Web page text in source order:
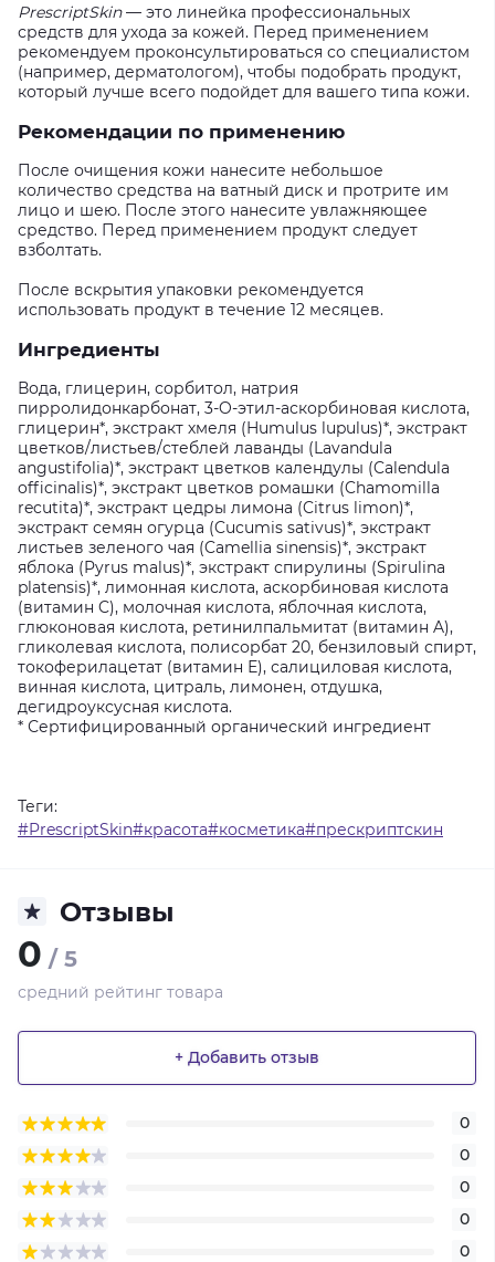
PrescriptSkin— это линейка профессиональных
средств для ухода за кожей. Перед применением
рекомендуем проконсультироваться со специалистом
(например, дерматологом), чтобы подобрать продукт,
который лучше всего подойдет для вашего типа кожи.
Рекомендации по применению
После очищения кожи нанесите небольшое
количество средства на ватный диск и протрите им
лицо и шею. После этого нанесите увлажняющее
средство. Перед применением продукт следует
взболтать.
После вскрытия упаковки рекомендуется
использовать продукт в течение 12 месяцев.
Ингредиенты
Вода, глицерин, сорбитол, натрия
пирролидонкарбонат, 3-O-этил-аскорбиновая кислота,
глицерин*, экстракт хмеля (Humulus lupulus)*, экстракт
цветков/листьев/стеблей лаванды (Lavandula
angustifolia)*, экстракт цветков календулы (Calendula
officinalis)*, экстракт цветков ромашки (Chamomilla
recutita)*, экстракт цедры лимона (Citrus limon)*,
экстракт семян огурца (Cucumis sativus)*, экстракт
листьев зеленого чая (Camellia sinensis)*, экстракт
яблока (Pyrus malus)*, экстракт спирулины (Spirulina
platensis)*, лимонная кислота, аскорбиновая кислота
(витамин C), молочная кислота, яблочная кислота,
глюконовая кислота, ретинилпальмитат (витамин A),
гликолевая кислота, полисорбат 20, бензиловый спирт,
токоферилацетат (витамин Е), салициловая кислота,
винная кислота, цитраль, лимонен, отдушка,
дегидроуксусная кислота.
* Сертифицированный органический ингредиент
Теги:
#PrescriptSkin#красота#косметика#прескриптскин
Отзывы
0 / 5
средний рейтинг товара
+ Добавить отзыв
0
0
0
0
0